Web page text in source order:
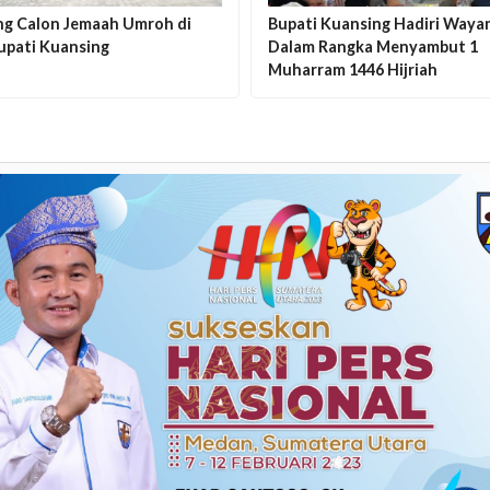
Calon Jemaah Umroh di
Kuansing
Bupati Kuansing Hadiri
Dalam Rangka Menyambut 1
Muharram 1446 Hijriah